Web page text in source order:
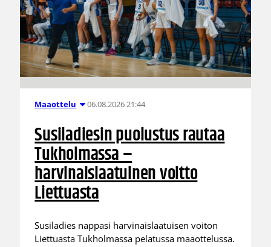
Maaottelu 06.08.2026 21:44
Susiladiesin puolustus rautaa
Tukholmassa –
harvinaislaatuinen voitto
Liettuasta
Susiladies nappasi harvinaislaatuisen voiton
Liettuasta Tukholmassa pelatussa maaottelussa.